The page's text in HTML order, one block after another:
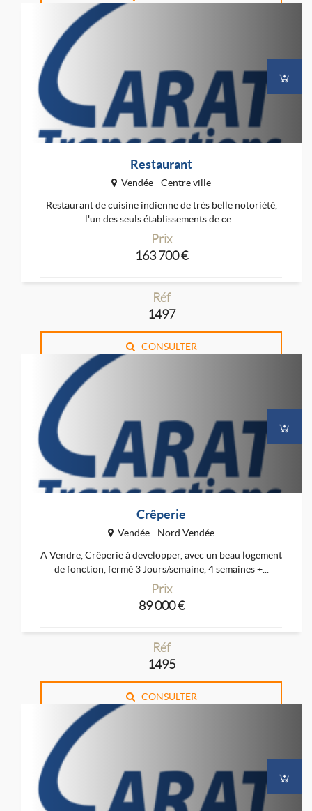
Restaurant
Vendée - Centre ville
Restaurant de cuisine indienne de très belle notoriété,
l'un des seuls établissements de ce...
Prix
163 700 €
Réf
1497
CONSULTER
Crêperie
Vendée - Nord Vendée
A Vendre, Crêperie à developper, avec un beau logement
de fonction, fermé 3 Jours/semaine, 4 semaines +...
Prix
89 000 €
Réf
1495
CONSULTER